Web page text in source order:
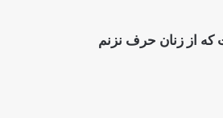
از زنان حرف نزنم